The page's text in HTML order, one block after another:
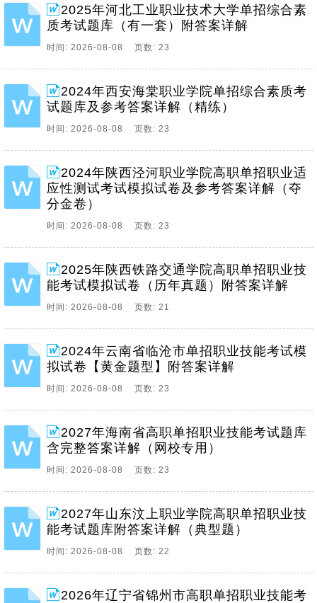
2025年河北工业职业技术大学单招综合素
质考试题库（有一套）附答案详解
时间: 2026-08-08 页数: 23
2024年西安海棠职业学院单招综合素质考
试题库及参考答案详解（精练）
时间: 2026-08-08 页数: 23
2024年陕西泾河职业学院高职单招职业适
应性测试考试模拟试卷及参考答案详解（夺
分金卷）
时间: 2026-08-08 页数: 23
2025年陕西铁路交通学院高职单招职业技
能考试模拟试卷（历年真题）附答案详解
时间: 2026-08-08 页数: 21
2024年云南省临沧市单招职业技能考试模
拟试卷【黄金题型】附答案详解
时间: 2026-08-08 页数: 23
2027年海南省高职单招职业技能考试题库
含完整答案详解（网校专用）
时间: 2026-08-08 页数: 23
2027年山东汶上职业学院高职单招职业技
能考试题库附答案详解（典型题）
时间: 2026-08-08 页数: 22
2026年辽宁省锦州市高职单招职业技能考